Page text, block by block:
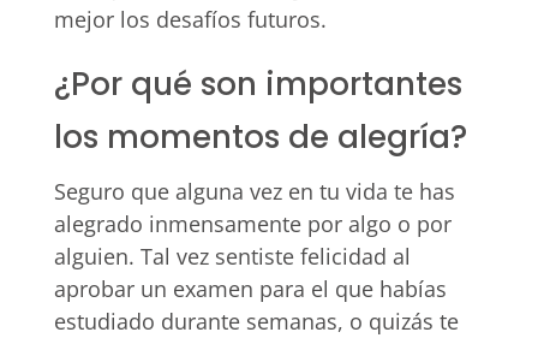
mejor los desafíos futuros.
¿Por qué son importantes
los momentos de alegría?
Seguro que alguna vez en tu vida te has
alegrado inmensamente por algo o por
alguien. Tal vez sentiste felicidad al
aprobar un examen para el que habías
estudiado durante semanas, o quizás te